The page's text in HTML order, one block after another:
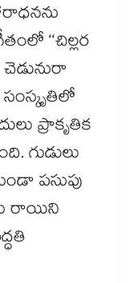
‘‘చిల్లర
చెడునురా
ప్రాకృతిక
గుడులు
పసుపు
రాయిని